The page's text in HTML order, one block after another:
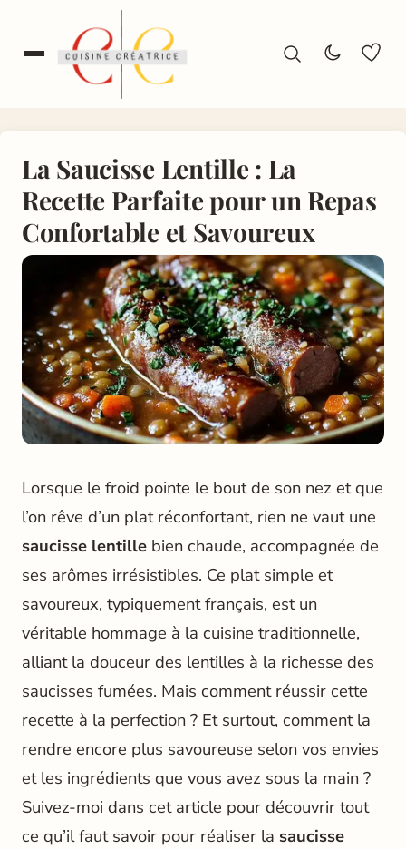
La Saucisse Lentille : La
Recette Parfaite pour un Repas
Confortable et Savoureux
Lorsque le froid pointe le bout de son nez et que
l’on rêve d’un plat réconfortant, rien ne vaut une
saucisse lentille bien chaude, accompagnée de
ses arômes irrésistibles. Ce plat simple et
savoureux, typiquement français, est un
véritable hommage à la cuisine traditionnelle,
alliant la douceur des lentilles à la richesse des
saucisses fumées. Mais comment réussir cette
recette à la perfection ? Et surtout, comment la
rendre encore plus savoureuse selon vos envies
et les ingrédients que vous avez sous la main ?
Suivez-moi dans cet article pour découvrir tout
ce qu’il faut savoir pour réaliser la saucisse